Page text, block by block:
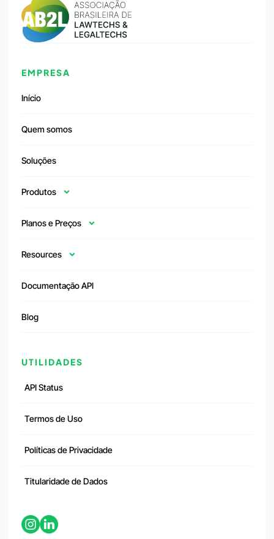
EMPRESA
Início
Quem somos
Soluções
Produtos
Planos e Preços
Resources
Documentação API
Blog
UTILIDADES
API Status
Termos de Uso
Políticas de Privacidade
Titularidade de Dados